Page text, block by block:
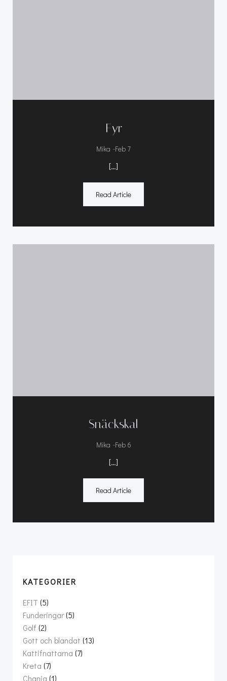
Fyr
Mika -Feb 7
[…]
Read Article
Snäckskal
Mika -Feb 6
[…]
Read Article
KATEGORIER
EFIT (5)
Funderingar(5)
Golf (2)
Gott och blandat (13)
Kattifnattarna (7)
Kreta (7)
Chania (1)